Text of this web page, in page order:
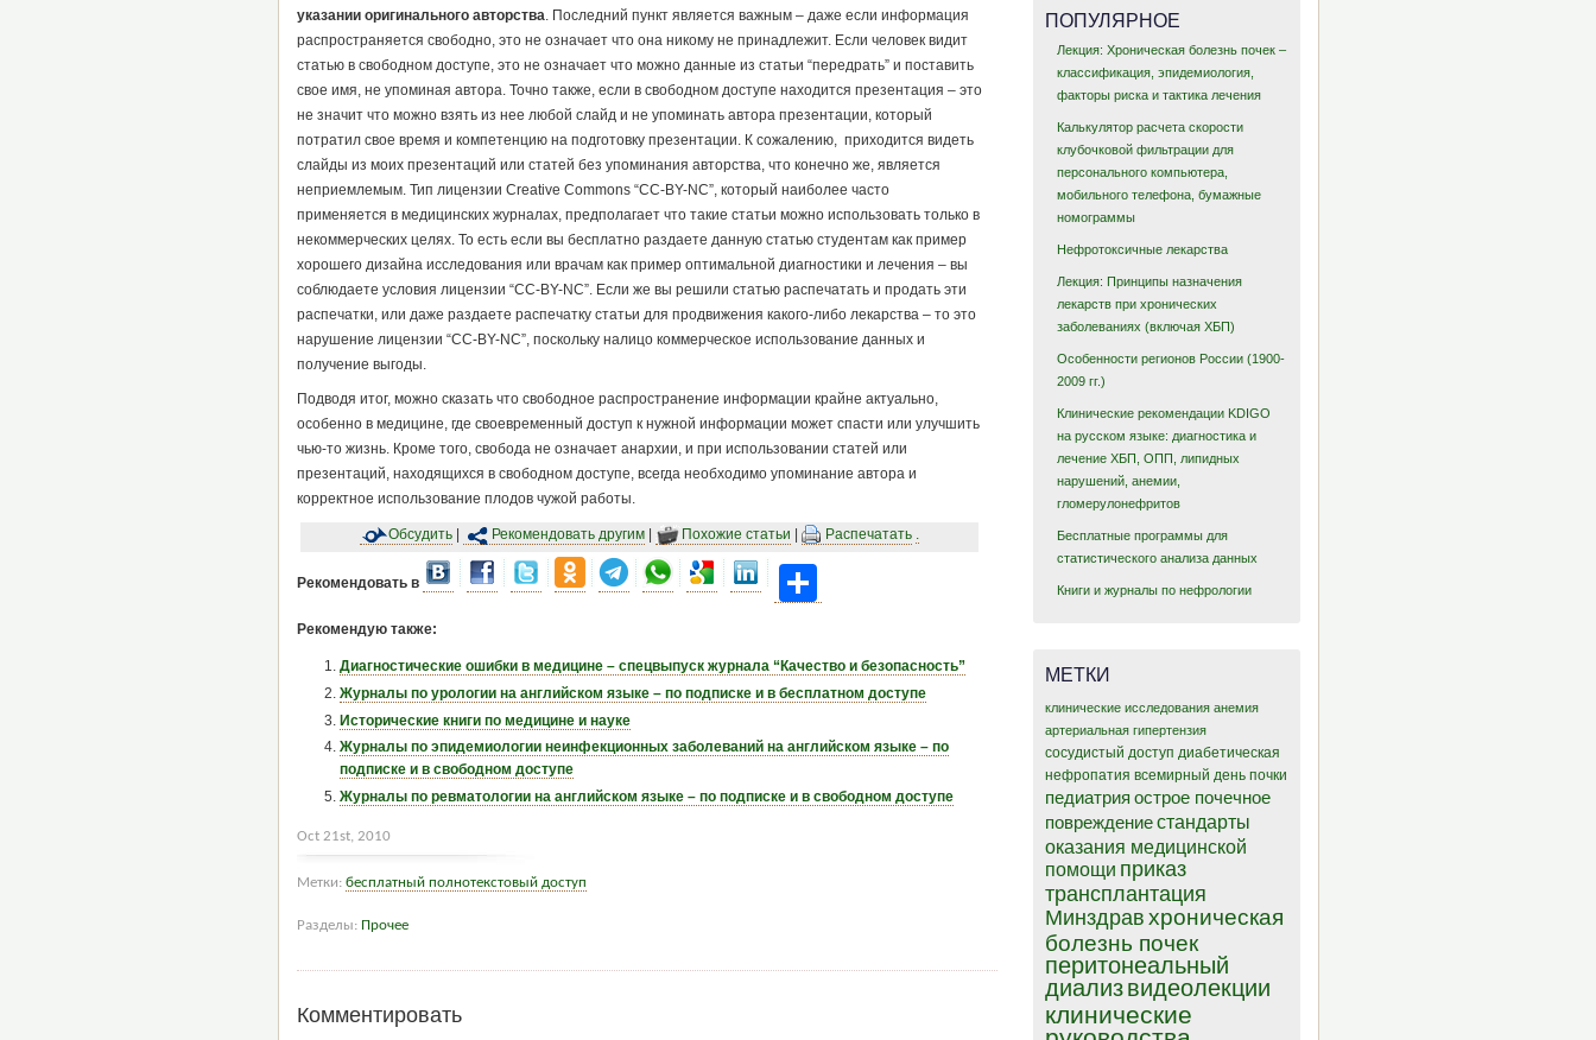
указании оригинального авторства. Последний пункт является важным – даже если информация
распространяется свободно, это не означает что она никому не принадлежит. Если человек видит
статью в свободном доступе, это не означает что можно данные из статьи “передрать” и поставить
свое имя, не упоминая автора. Точно также, если в свободном доступе находится презентация – это
не значит что можно взять из нее любой слайд и не упоминать автора презентации, который
потратил свое время и компетенцию на подготовку презентации. К сожалению, приходится видеть
слайды из моих презентаций или статей без упоминания авторства, что конечно же, является
неприемлемым. Тип лицензии Creative Commons “CC-BY-NC”, который наиболее часто
применяется в медицинских журналах, предполагает что такие статьи можно использовать только в
некоммерческих целях. То есть если вы бесплатно раздаете данную статью студентам как пример
хорошего дизайна исследования или врачам как пример оптимальной диагностики и лечения – вы
соблюдаете условия лицензии “CC-BY-NC”. Если же вы решили статью распечатать и продать эти
распечатки, или даже раздаете распечатку статьи для продвижения какого-либо лекарства – то это
нарушение лицензии “CC-BY-NC”, поскольку налицо коммерческое использование данных и
получение выгоды.
Подводя итог, можно сказать что свободное распространение информации крайне актуально,
особенно в медицине, где своевременный доступ к нужной информации может спасти или улучшить
чью-то жизнь. Кроме того, свобода не означает анархии, и при использовании статей или
презентаций, находящихся в свободном доступе, всегда необходимо упоминание автора и
корректное использование плодов чужой работы.
Обсудить| Рекомендовать другим| Похожие статьи | Распечатать .
Рекомендовать в
Рекомендую также:
Диагностические ошибки в медицине – спецвыпуск журнала “Качество и безопасность”
Журналы по урологии на английском языке – по подписке и в бесплатном доступе
Исторические книги по медицине и науке
Журналы по эпидемиологии неинфекционных заболеваний на английском языке – по
подписке и в свободном доступе
Журналы по ревматологии на английском языке – по подписке и в свободном доступе
Oct 21st, 2010
Метки: бесплатный полнотекстовый доступ
Разделы: Прочее
Комментировать
ПОПУЛЯРНОЕ
Лекция: Хроническая болезнь почек –
классификация, эпидемиология,
факторы риска и тактика лечения
Калькулятор расчета скорости
клубочковой фильтрации для
персонального компьютера,
мобильного телефона, бумажные
номограммы
Нефротоксичные лекарства
Лекция: Принципы назначения
лекарств при хронических
заболеваниях (включая ХБП)
Особенности регионов России (1900-
2009 гг.)
Клинические рекомендации KDIGO
на русском языке: диагностика и
лечение ХБП, ОПП, липидных
нарушений, анемии,
гломерулонефритов
Бесплатные программы для
статистического анализа данных
Книги и журналы по нефрологии
МЕТКИ
клинические исследования анемия
артериальная гипертензия
сосудистый доступ диабетическая
нефропатия всемирный день почки
педиатрия острое почечное
повреждение стандарты
оказания медицинской
помощи приказ
трансплантация
Минздрав хроническая
болезнь почек
перитонеальный
диализ видеолекции
клинические